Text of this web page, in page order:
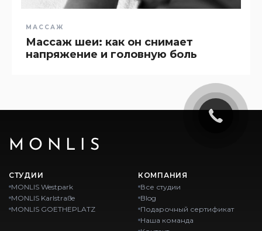
МАССАЖ
Массаж шеи: как он снимает
напряжение и головную боль
MONLIS
СТУДИИ
MONLIS Westpark
MONLIS Karlstraße
MONLIS GOETHEPLATZ
КОМПАНИЯ
Все студии
Blog
Подарочный сертификат
Наша команда